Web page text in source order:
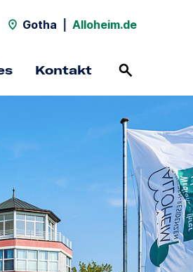
Gotha Alloheim.de
Kontakt